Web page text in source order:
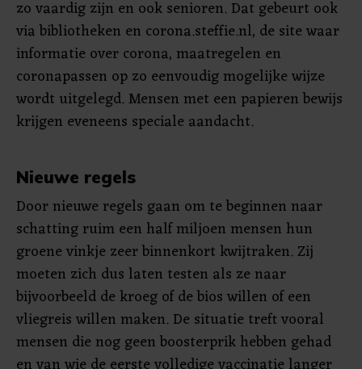
zo vaardig zijn en ook senioren. Dat gebeurt ook
via bibliotheken en corona.steffie.nl, de site waar
informatie over corona, maatregelen en
coronapassen op zo eenvoudig mogelijke wijze
wordt uitgelegd. Mensen met een papieren bewijs
krijgen eveneens speciale aandacht.
Nieuwe regels
Door nieuwe regels gaan om te beginnen naar
schatting ruim een half miljoen mensen hun
groene vinkje zeer binnenkort kwijtraken. Zij
moeten zich dus laten testen als ze naar
bijvoorbeeld de kroeg of de bios willen of een
vliegreis willen maken. De situatie treft vooral
mensen die nog geen boosterprik hebben gehad